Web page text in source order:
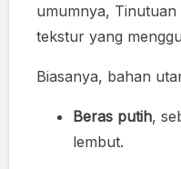
umumnya,
tekstur yang
Biasanya, bahan
Beras putih,
lembut.